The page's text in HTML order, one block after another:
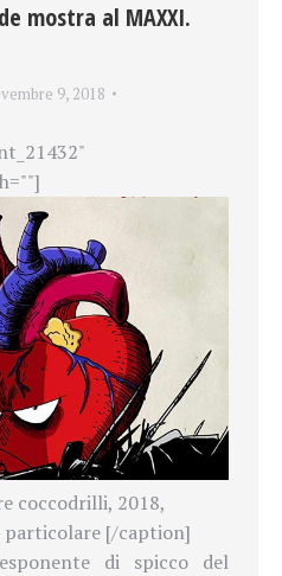
mostra al MAXXI.
9, 2018
coccodrilli, 2018,
particolare [/caption]
di spicco del